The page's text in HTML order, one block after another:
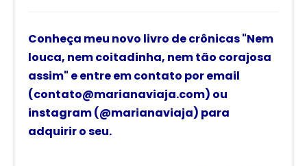
Conheça meu novo livro de crônicas"Nem
louca, nem coitadinha, nem tão corajosa
assim" eentre em contato por email
(contato@marianaviaja.com) ou
instagram (@marianaviaja) para
adquirir o seu.